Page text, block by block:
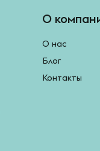
О
О нас
Блог
Контакты